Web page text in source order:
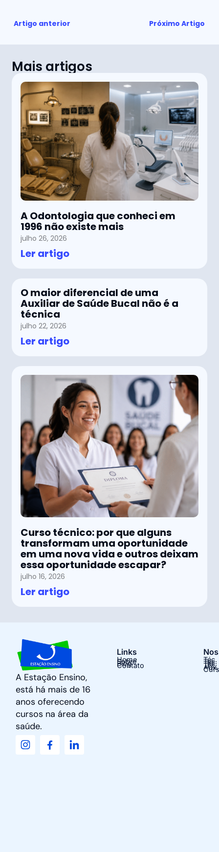
Artigo anterior Próximo Artigo
Mais artigos
A Odontologia que conheci em
1996 não existe mais
julho 26, 2026
Ler artigo
O maior diferencial de uma
Auxiliar de Saúde Bucal não é a
técnica
julho 22, 2026
Ler artigo
Curso técnico: por que alguns
transformam uma oportunidade
em uma nova vida e outros deixam
essa oportunidade escapar?
julho 16, 2026
Ler artigo
A Estação Ensino,
está há mais de 16
anos oferecendo
cursos na área da
saúde.
Links
Home
Sobre
Blog
Contato Tec.
Tec.